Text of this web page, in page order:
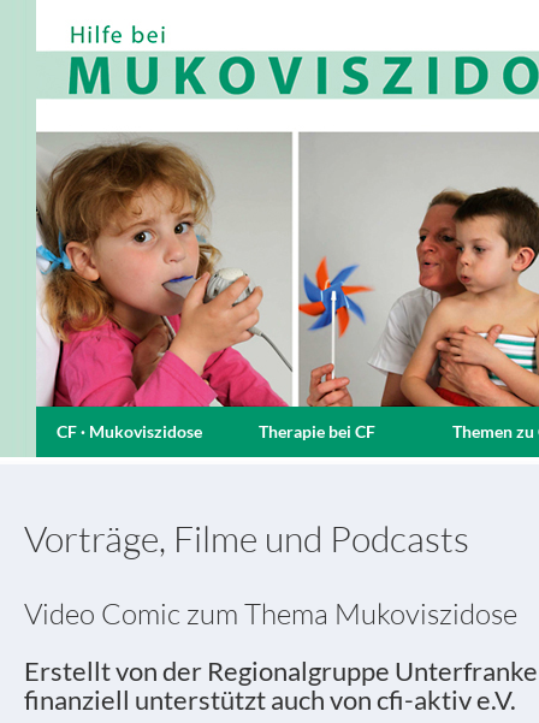
CF · Mukoviszidose Therapie bei CF Themen zu
Vorträge, Filme und Podcasts
Video Comic zum Thema Mukoviszidose
Erstellt von der Regionalgruppe
finanziell unterstützt auch von cfi-aktiv e.V.